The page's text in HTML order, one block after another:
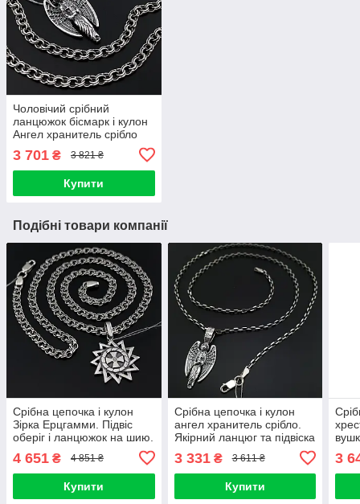
Чоловічий срібний
ланцюжок бісмарк і кулон
Ангел хранитель срібло
3 701 ₴ 3 821 ₴
Купити
Подібні товари компанії
Срібна цепочка і кулон
Зірка Ерцгамми. Підвіс
оберіг і ланцюжок на шию.
4 651 ₴ 4 851 ₴
Купити
Срібна цепочка і кулон
ангел хранитель срібло.
Якірний ланцюг та підвіска
ладанка Ангел Хранитель
3 331₴ 3 611 ₴
Купити
3